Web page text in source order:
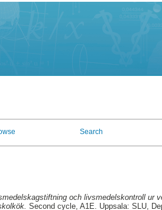
Search
och livsmedelskontroll ur
Second cycle, A1E. Uppsala: SLU,